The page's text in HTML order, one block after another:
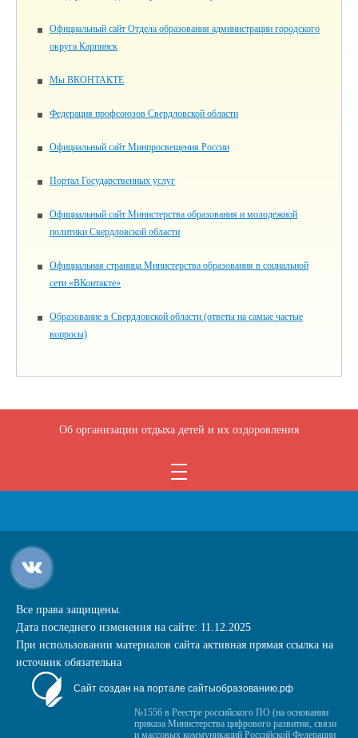
Официальный сайт Отдела образования администрации городского
округа Карпинск
Мы ВКОНТАКТЕ
Федерация профсоюзов Свердловской области
Официальный сайт Минпросвещения России
Портал Государственных услуг
Официальный сайт Министерства образования и молодежной
политики Свердловской области
Официальная страница Министерства образования в социальной
сети «ВКонтакте»
Образование в Свердловской области (ответы на самые частые
вопросы)
Об организации отдыха детей и их оздоровления
Все права защищены.
Дата последнего изменения на сайте: 11.12.2025
При использовании материалов сайта активная прямая ссылка на
источник обязательна
Сайт создан на портале сайтыобразованию.рф
№1556 в Реестре российского ПО (на основании
приказа Министерства цифрового развития, связи
и массовых коммуникаций Российской Федерации